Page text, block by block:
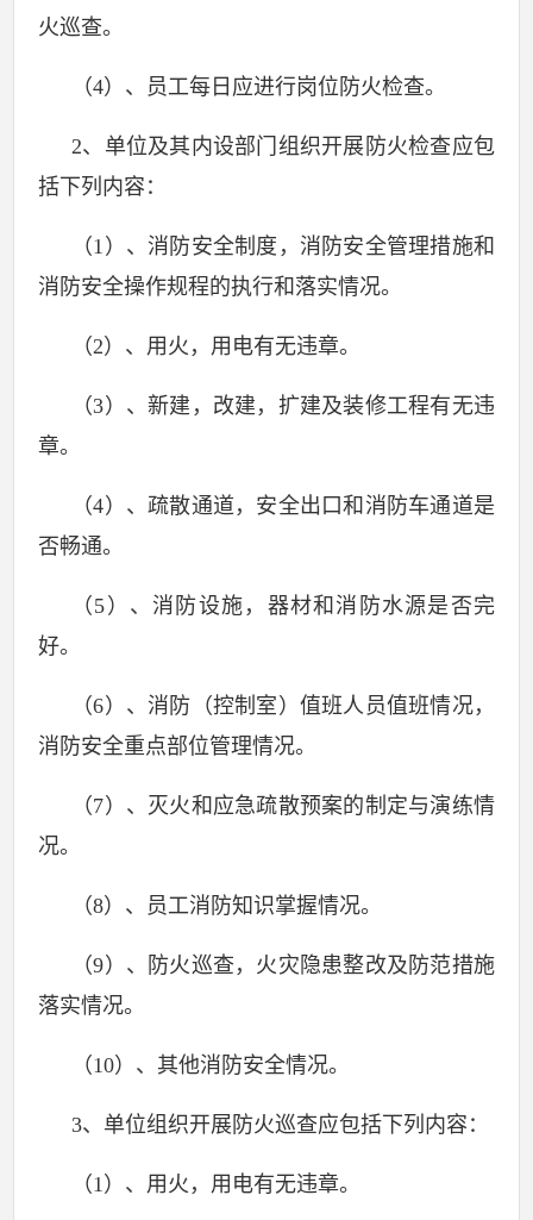
火巡查。
（4）、员工每日应进行岗位防火检查。
2、单位及其内设部门组织开展防火检查应包
括下列内容：
（1 ）、消防安全制度，消防安全管理措施和
消防安全操作规程的执行和落实情况。
（2）、用火，用电有无违章。
（3）、新建，改建，扩建及装修工程有无违
章。
（4）、疏散通道，安全出口和消防车通道是
否畅通。
（ 5 ）、消防设施，器材和消防水源是否完
好。
（6）、消防（控制室）值班人员值班情况，
消防安全重点部位管理情况。
（7）、灭火和应急疏散预案的制定与演练情
况。
（8）、员工消防知识掌握情况。
（9）、防火巡查，火灾隐患整改及防范措施
落实情况。
（10）、其他消防安全情况。
3、单位组织开展防火巡查应包括下列内容：
（1）、用火，用电有无违章。